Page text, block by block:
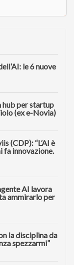
le 6 nuove
hub per startup
(ex e-Novia)
(CDP): “L’AI è
fa innovazione.
AI lavora
ammirarlo per
la disciplina da
spezzarmi”